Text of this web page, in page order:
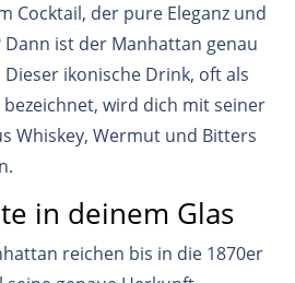
Cocktail, der pure Eleganz und
ist der Manhattan genau
ikonische Drink, oft als
bezeichnet, wird dich mit seiner
Whiskey, Wermut und Bitters
in deinem Glas
reichen bis in die 1870er